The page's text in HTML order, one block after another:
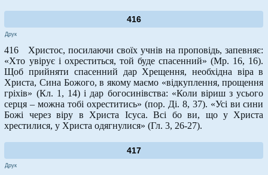
416
Друк
416 Христос, посилаючи своїх учнів на проповідь, запевняє:
«Хто увірує і охреститься, той буде спасенний» (Мр. 16, 16).
Щоб прийняти спасенний дар Хрещення, необхідна віра в
Христа, Сина Божого, в якому маємо «відкуплення, прощення
гріхів» (Кл. 1, 14) і дар богосинівства: «Коли віриш з усього
серця – можна тобі охреститись» (пор. Ді. 8, 37). «Усі ви сини
Божі через віру в Христа Ісуса. Всі бо ви, що у Христа
хрестилися, у Христа одягнулися» (Гл. 3, 26-27).
417
Друк